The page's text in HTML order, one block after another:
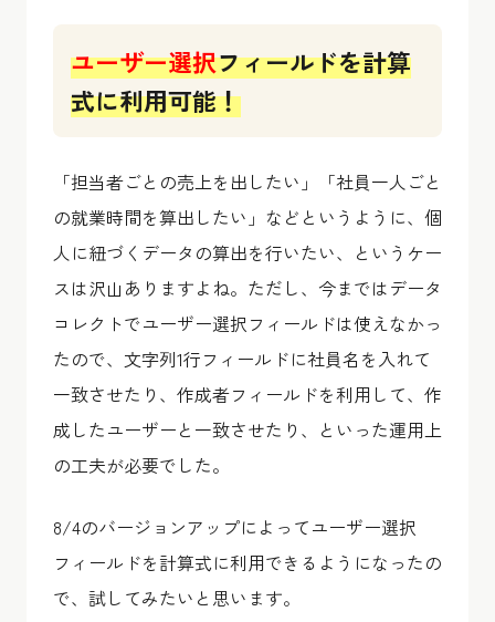
ユーザー選択フィールドを計算
式に利用可能！
「担当者ごとの売上を出したい」「社員一人ごと
の就業時間を算出したい」などというように、個
人に紐づくデータの算出を行いたい、というケー
スは沢山ありますよね。ただし、今まではデータ
コレクトでユーザー選択フィールドは使えなかっ
たので、文字列1行フィールドに社員名を入れて
一致させたり、作成者フィールドを利用して、作
成したユーザーと一致させたり、といった運用上
の工夫が必要でした。
8/4のバージョンアップによってユーザー選択
フィールドを計算式に利用できるようになったの
で、試してみたいと思います。